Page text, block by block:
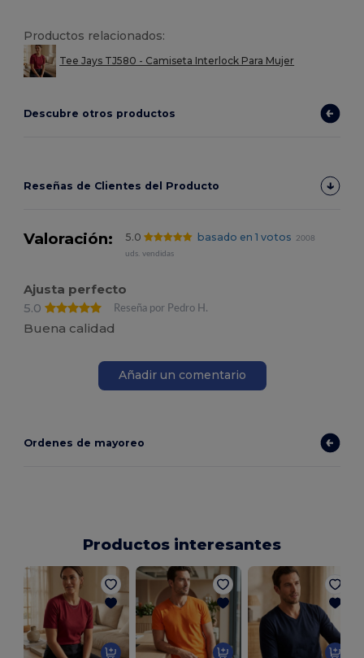
Productos relacionados:
Tee Jays TJ580 - Camiseta Interlock Para Mujer
Descubre otros productos
Reseñas de Clientes del Producto
Valoración: 5.0 basado en 1 votos
2008
uds. vendidas
Ajusta perfecto
5.0
Reseña por Pedro H.
Buena calidad
Añadir un comentario
Ordenes de mayoreo
Productos interesantes